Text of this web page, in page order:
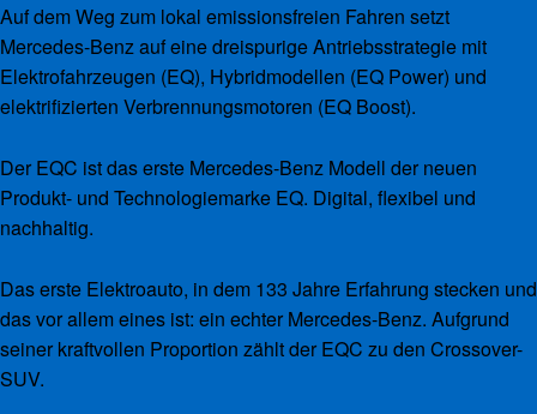
Auf dem Weg zum lokal emissionsfreien Fahren setzt
Mercedes-Benz auf eine dreispurige Antriebsstrategie mit
Elektrofahrzeugen (EQ), Hybridmodellen (EQ Power) und
elektrifizierten Verbrennungsmotoren (EQ Boost).
Der EQC ist das erste Mercedes-Benz Modell der neuen
Produkt- und Technologiemarke EQ. Digital, flexibel und
nachhaltig.
Das erste Elektroauto, in dem 133 Jahre Erfahrung stecken und
das vor allem eines ist: ein echter Mercedes-Benz. Aufgrund
seiner kraftvollen Proportion zählt der EQC zu den Crossover-
SUV.